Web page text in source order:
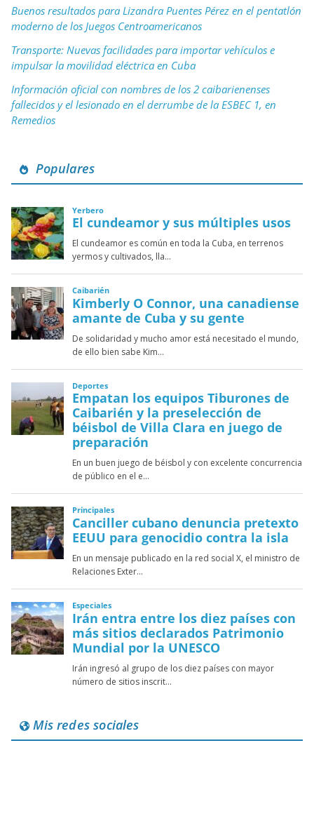
Buenos resultados para Lizandra Puentes Pérez en el pentatlón
moderno de los Juegos Centroamericanos
Transporte: Nuevas facilidades para importar vehículos e
impulsar la movilidad eléctrica en Cuba
Información oficial con nombres de los 2 caibarienenses
fallecidos y el lesionado en el derrumbe de la ESBEC 1, en
Remedios
Populares
Mis redes sociales